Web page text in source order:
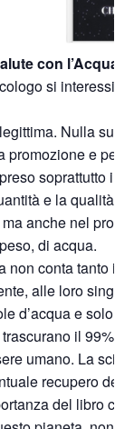
con
si interessi
Nulla
promozione e
soprattutto il
e la qualità
anche nel
di acqua.
non conta tanto il
alle loro
d’acqua e solo
il 99%
umano. La
recupero
del libro